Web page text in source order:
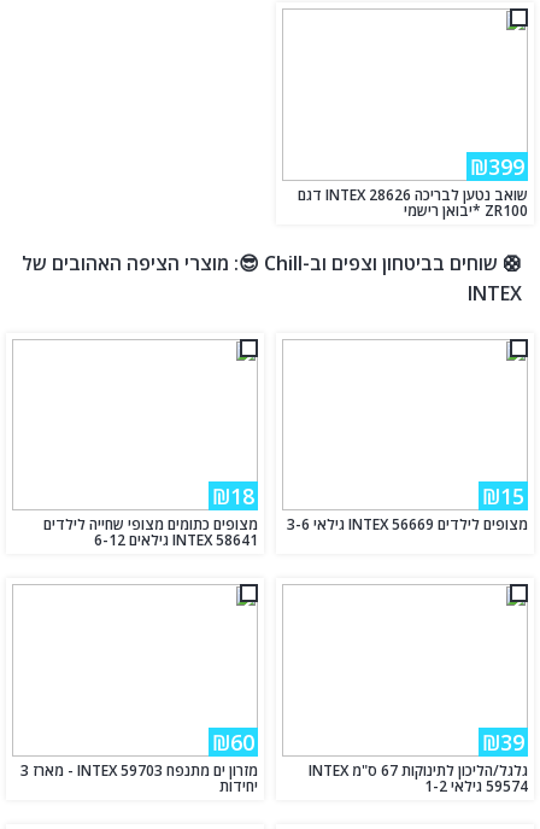
₪399
שואב נטען לבריכה INTEX 28626 דגם
ZR100 *יבואן רישמי
🛟 שוחים בביטחון וצפים וב-Chill 😎: מוצרי הציפה האהובים של
INTEX
₪15
מצופים לילדים INTEX 56669 גילאי 3-6
₪18
מצופים כתומים מצופי שחייה לילדים
INTEX 58641 גילאים 6-12
₪39
גלגל/הליכון לתינוקות 67 ס"מ INTEX
59574 גילאי 1-2
₪60
מזרון ים מתנפח INTEX 59703 - מארז 3
יחידות